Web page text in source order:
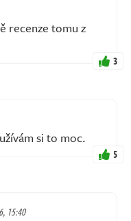
recenze tomu z
3
si to moc.
5
15:40